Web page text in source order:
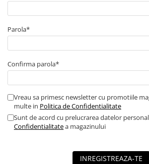
Parola*
Confirma parola*
Vreau sa primesc newsletter cu promotiile
multe in Politica de Confidentialitate
Sunt de acord cu prelucrarea datelor
Confidentialitatea magazinului
INREGISTREAZA-TE